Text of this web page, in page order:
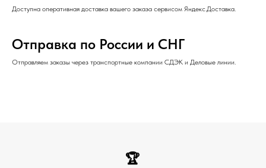
Доступна оперативная доставка вашего заказа сервисом Яндекс.Доставка.
Отправка по России и СНГ
Отправляем заказы через транспортные компании СДЭК и Деловые линии.
🏆